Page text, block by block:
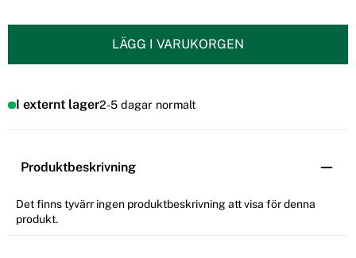
LÄGG I VARUKORGEN
I externt lager2-5 dagar normalt
Produktbeskrivning
Det finns tyvärr ingen produktbeskrivning att visa för denna
produkt.